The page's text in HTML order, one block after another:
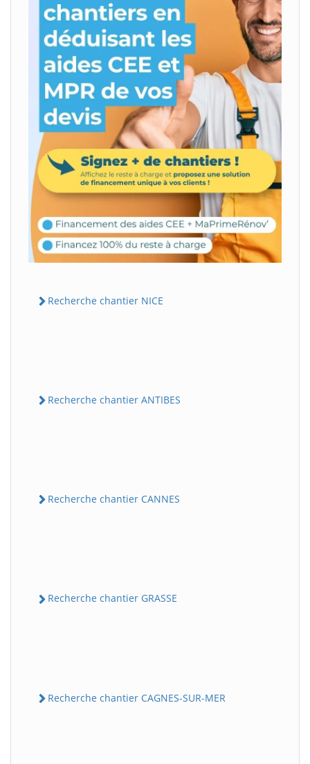
Recherche chantier NICE
Recherche chantier ANTIBES
Recherche chantier CANNES
Recherche chantier GRASSE
Recherche chantier CAGNES-SUR-MER